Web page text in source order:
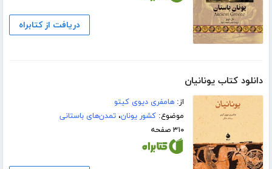
دریافت از کتابراه
دانلود کتاب یونانیان
از:هامفری دیوی کیتو
موضوع:کشور یونان،تمدن‌های باستانی
۳۱۰ صفحه